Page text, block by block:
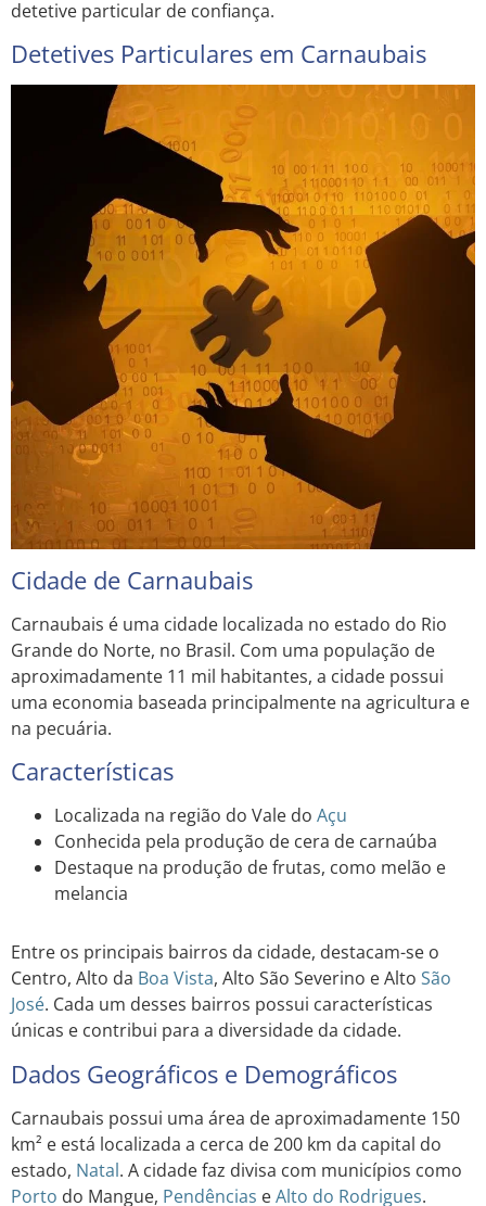
detetive particular de confiança.
Detetives Particulares em Carnaubais
Cidade de Carnaubais
Carnaubais é uma cidade localizada no estado do Rio
Grande do Norte, no Brasil. Com uma população de
aproximadamente 11 mil habitantes, a cidade possui
uma economia baseada principalmente na agricultura e
na pecuária.
Características
Localizada na região do Vale do Açu
Conhecida pela produção de cera de carnaúba
Destaque na produção de frutas, como melão e
melancia
Entre os principais bairros da cidade, destacam-se o
Centro, Alto da Boa Vista, Alto São Severino e Alto São
José. Cada um desses bairros possui características
únicas e contribui para a diversidade da cidade.
Dados Geográficos e Demográficos
Carnaubais possui uma área de aproximadamente 150
km² e está localizada a cerca de 200 km da capital do
estado, Natal. A cidade faz divisa com municípios como
Porto do Mangue, Pendências eAlto do Rodrigues.